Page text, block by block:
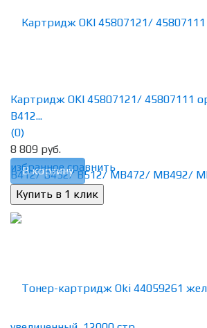
избранное сравнить
Картридж OKI 45807121/ 45807111
B412...
(0)
8 809 руб.
В корзину